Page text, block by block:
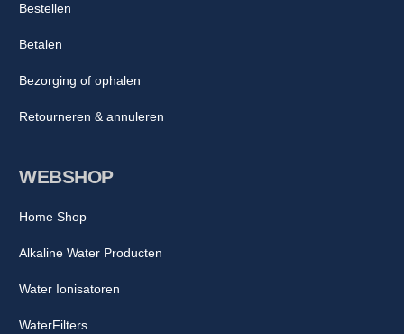
WEBSHOP
Home Shop
Alkaline Water Producten
Water Ionisatoren
WaterFilters
Bestellen
Betalen
Bezorging of ophalen
Retourneren & annuleren